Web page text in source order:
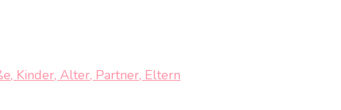
Kinder, Alter, Partner, Eltern